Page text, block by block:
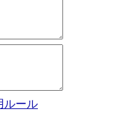
ルール